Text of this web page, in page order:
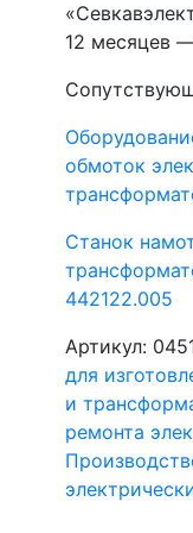
12 месяцев
обмоток
Станок
442122.005
Артикул:
для
и
ремонта